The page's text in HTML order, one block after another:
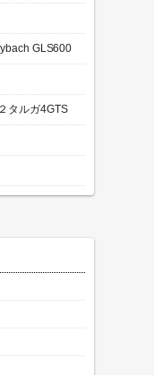
GLS600
タルガ4GTS